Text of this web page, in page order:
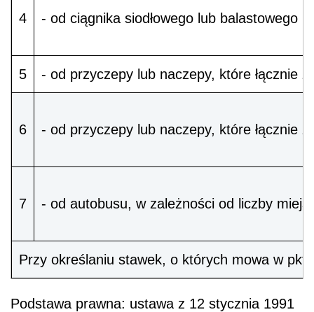
4 - od ciągnika siodłowego lub balastowego
5 - od przyczepy lub naczepy, które łącznie
6 - od przyczepy lub naczepy, które łącznie
7 - od autobusu, w zależności od liczby
Przy określaniu stawek, o których mowa w
Podstawa prawna: ustawa z 12 stycznia 1991